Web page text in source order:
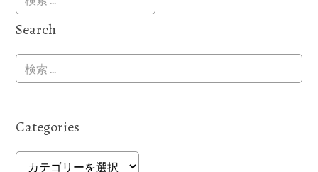
Search
Categories
Categories